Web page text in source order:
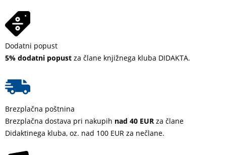
Dodatni popust
5% dodatni popust za člane knjižnega kluba DIDAKTA.
Brezplačna poštnina
Brezplačna dostava pri nakupih nad 40 EUR za člane
Didaktinega kluba, oz. nad 100 EUR za nečlane.